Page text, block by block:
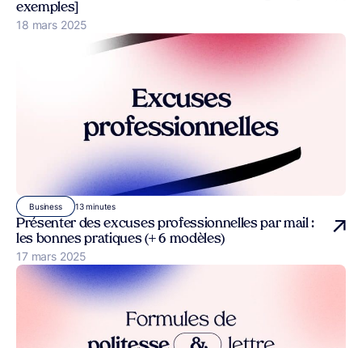
exemples]
Publié le
18 mars 2025
Business 13 minutes
Présenter des excuses professionnelles par mail :
les bonnes pratiques (+ 6 modèles)
Publié le
17 mars 2025